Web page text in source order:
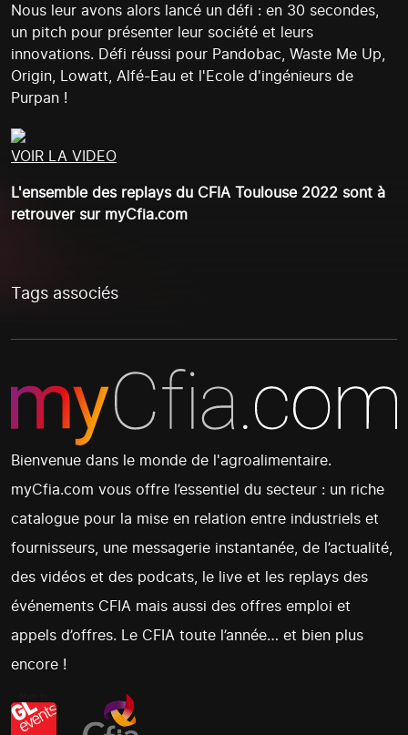
Nous leur avons alors lancé un défi : en 30 secondes,
un pitch pour présenter leur société et leurs
innovations. Défi réussi pour Pandobac, Waste Me Up,
Origin, Lowatt, Alfé-Eau et l'Ecole d'ingénieurs de
Purpan !
VOIR LA VIDEO
L'ensemble des replays du CFIA Toulouse 2022 sont à
retrouver sur myCfia.com
Tags associés
Bienvenue dans le monde de l'agroalimentaire.
myCfia.com vous offre l’essentiel du secteur : un riche
catalogue pour la mise en relation entre industriels et
fournisseurs, une messagerie instantanée, de l’actualité,
des vidéos et des podcats, le live et les replays des
événements CFIA mais aussi des offres emploi et
appels d’offres. Le CFIA toute l’année… et bien plus
encore !